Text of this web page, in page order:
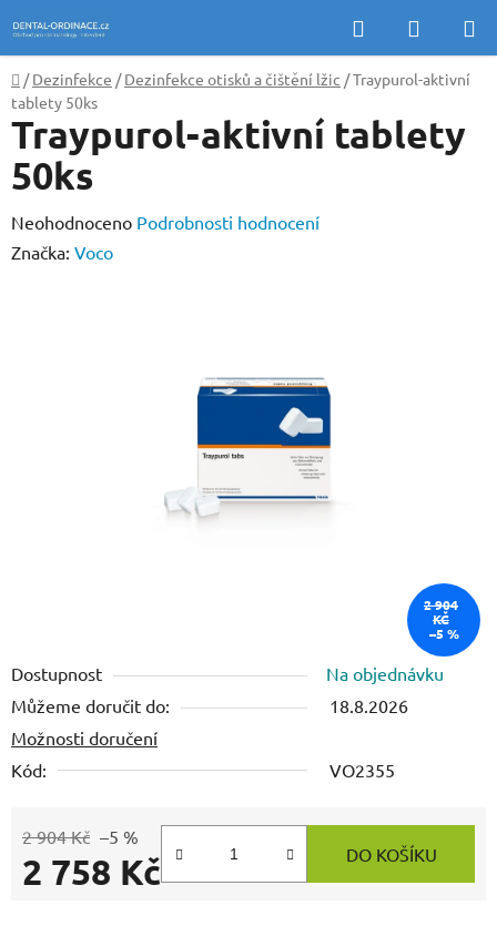
na
obsah
Hledat
KOŠÍK
Domů
/ Dezinfekce / Dezinfekce otisků a čištění lžic /Traypurol-aktivní
tablety 50ks
Dostupnost
Na objednávku
Můžeme doručit do:
18.8.2026
Možnosti doručení
Kód:
VO2355
2 904 Kč –5 %
2 758 Kč DO KOŠÍKU
Traypurol-aktivní tablety
50ks
Průměrné
hodnocení
Neohodnoceno Podrobnosti hodnocení
Značka: Voco
2 904
KČ
–5 %